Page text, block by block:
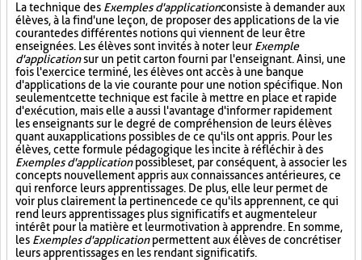
La technique des Exemples d'applicationconsiste à demander aux
élèves, à la fin d'une leçon, de proposer des applications de la vie
courante des différentes notions qui viennent de leur être
enseignées. Les élèves sont invités à noter leur Exemple
d'applicationsur un petit carton fourni par l'enseignant. Ainsi, une
fois l'exercice terminé, les élèves ont accès à une banque
d'applications de la vie courante pour une notion spécifique. Non
seulement cette technique est facile à mettre en place et rapide
d'exécution, mais elle a aussi l'avantage d'informer rapidement
les enseignants sur le degré de compréhension de leurs élèves
quant aux applications possibles de ce qu'ils ont appris. Pour les
élèves, cette formule pédagogique les incite à réfléchir à des
Exemples d'applicationpossibles et, par conséquent, à associer les
concepts nouvellement appris aux connaissances antérieures, ce
qui renforce leurs apprentissages. De plus, elle leur permet de
voir plus clairement la pertinence de ce qu'ils apprennent, ce qui
rend leurs apprentissages plus significatifs et augmente leur
intérêt pour la matière et leur motivation à apprendre. En somme,
les Exemples d'applicationpermettent aux élèves de concrétiser
leurs apprentissages en les rendant significatifs.